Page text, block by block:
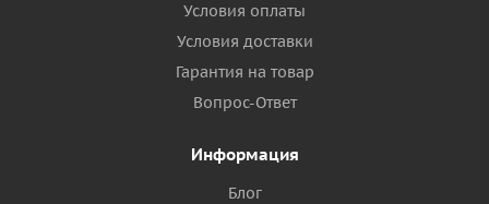
Условия оплаты
Условия доставки
Гарантия на товар
Вопрос-Ответ
Информация
Блог